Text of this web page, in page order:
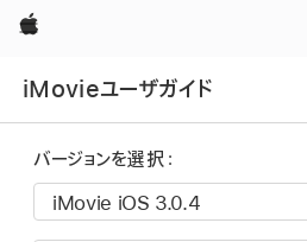
Apple
iMovieユーザガイド
バージョンを選択：